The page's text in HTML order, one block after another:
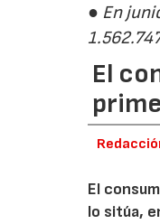
● En
El
El
lo sitúa,